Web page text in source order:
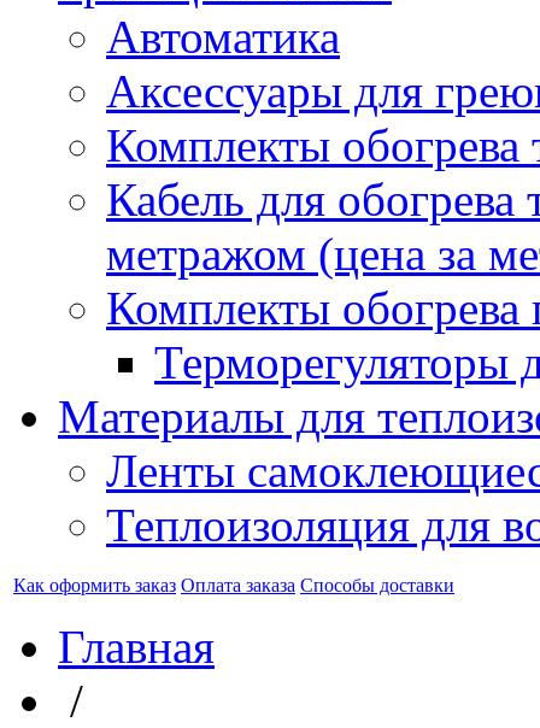
Автоматика
Аксессуары для
Комплекты обогрева
Кабель для обогрева
метражом (цена за
Комплекты обогрева
Терморегуляторы
Материалы для
Ленты
Теплоизоляция для
Как оформить заказ Оплата заказа Способы доставки
Главная
/